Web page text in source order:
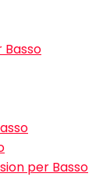
per Basso